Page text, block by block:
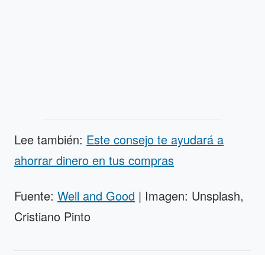
Lee también: Este consejo te ayudará a
ahorrar dinero en tus compras
Fuente: Well and Good | Imagen: Unsplash,
Cristiano Pinto